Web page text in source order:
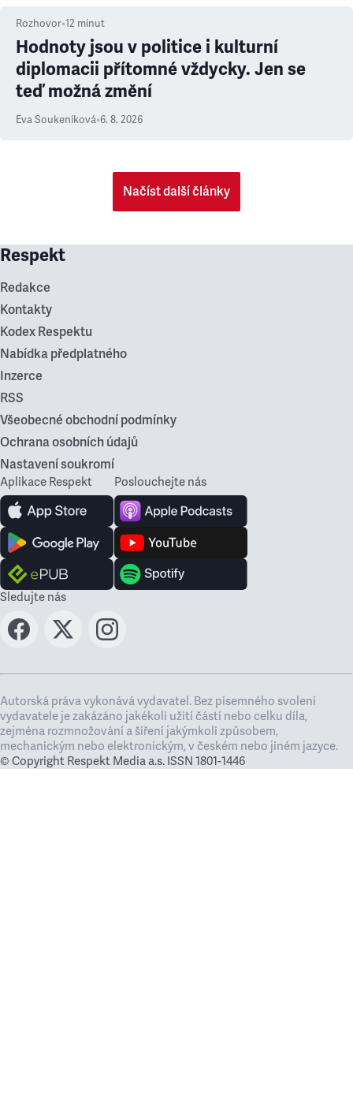
Rozhovor•12 minut
Hodnoty jsou v politice i kulturní
diplomacii přítomné vždycky. Jen se
teď možná změní
Eva Soukeníková•6. 8. 2026
Načíst další články
Respekt
Redakce
Kontakty
Kodex Respektu
Nabídka předplatného
Inzerce
RSS
Všeobecné obchodní podmínky
Ochrana osobních údajů
Nastavení soukromí
Aplikace Respekt Poslouchejte nás
Sledujte nás
Autorská práva vykonává vydavatel. Bez písemného svolení
vydavatele je zakázáno jakékoli užití částí nebo celku díla,
zejména rozmnožování a šíření jakýmkoli způsobem,
mechanickým nebo elektronickým, v českém nebo jiném jazyce.
© Copyright Respekt Media a.s. ISSN 1801-1446